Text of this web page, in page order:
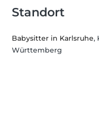
Standort
Babysitter in Karlsruhe,
Württemberg